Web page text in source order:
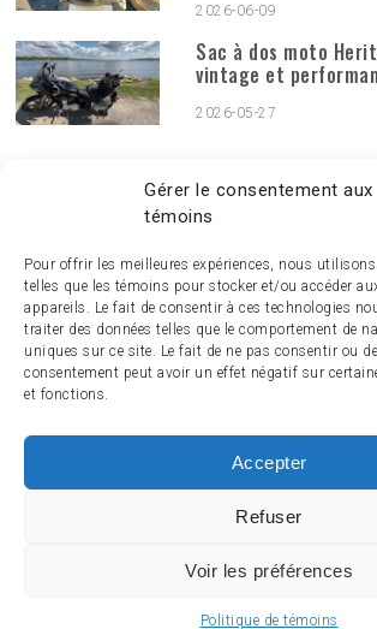
Gérer le consentement aux
témoins
Pour offrir les meilleures expériences, nous
telles que les témoins pour stocker et/ou accéder
appareils. Le fait de consentir à ces technologies
traiter des données telles que le comportement de
uniques sur ce site. Le fait de ne pas consentir ou
consentement peut avoir un effet négatif sur
et fonctions.
Accepter
Refuser
Voir les préférences
Politique de témoins
2026-06-09
Sac à dos moto
vintage et
2026-05-27
PUBLICATIONS MENSUELLES
ACTUALITÉ
© 2014-2024 MagazineMoto.com - Tous